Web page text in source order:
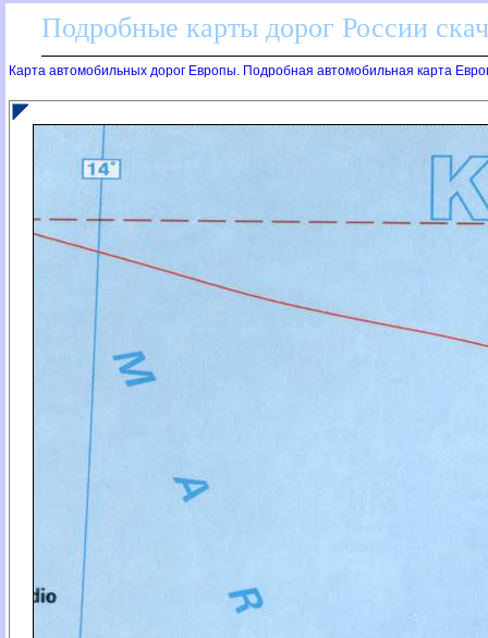
Подробные карты дорог России
Карта автомобильных дорог Европы. Подробная автомобильная карта